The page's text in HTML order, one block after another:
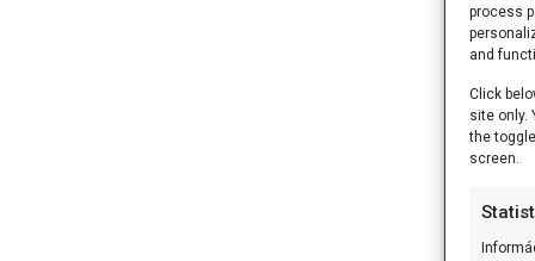
process
and
Click
site only.
the
screen.